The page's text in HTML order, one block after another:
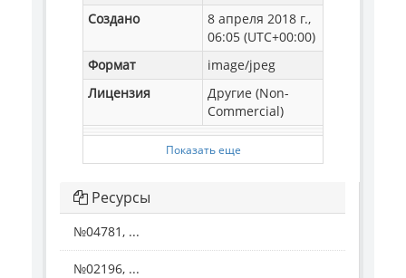
Создано
8 апреля 2018 г.,
06:05 (UTC+00:00)
Формат
image/jpeg
Лицензия
Другие (Non-
Commercial)
Показать еще
Ресурсы
№04781, ...
№02196, ...